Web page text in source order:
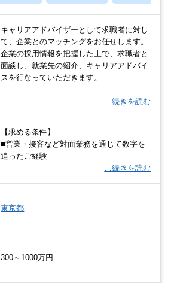
キャリアアドバイザーとして求職者に対し
て、企業とのマッチングをお任せします。
企業の採用情報を把握した上で、求職者と
面談し、就業先の紹介、キャリアアドバイ
スを行なっていただきます。
…続きを読む
【求める条件】
■営業・接客など対面業務を通じて数字を
追ったご経験
…続きを読む
東京都
300～1000万円